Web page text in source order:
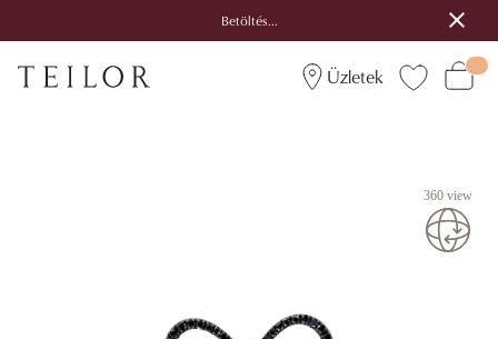
Betöltés...
Üzletek
360 view